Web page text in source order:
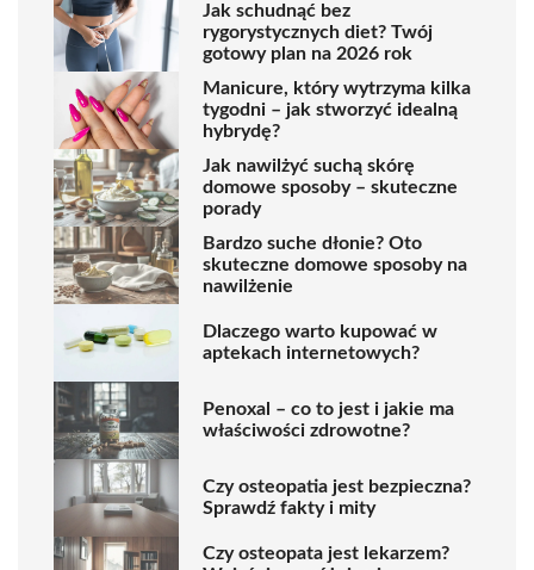
Jak schudnąć bez
rygorystycznych diet? Twój
gotowy plan na 2026 rok
Manicure, który wytrzyma kilka
tygodni – jak stworzyć idealną
hybrydę?
Jak nawilżyć suchą skórę
domowe sposoby – skuteczne
porady
Bardzo suche dłonie? Oto
skuteczne domowe sposoby na
nawilżenie
Dlaczego warto kupować w
aptekach internetowych?
Penoxal – co to jest i jakie ma
właściwości zdrowotne?
Czy osteopatia jest bezpieczna?
Sprawdź fakty i mity
Czy osteopata jest lekarzem?